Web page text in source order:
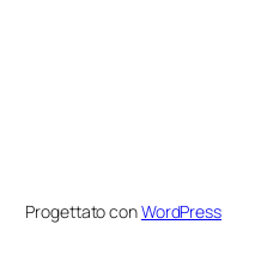
Progettato conWordPress